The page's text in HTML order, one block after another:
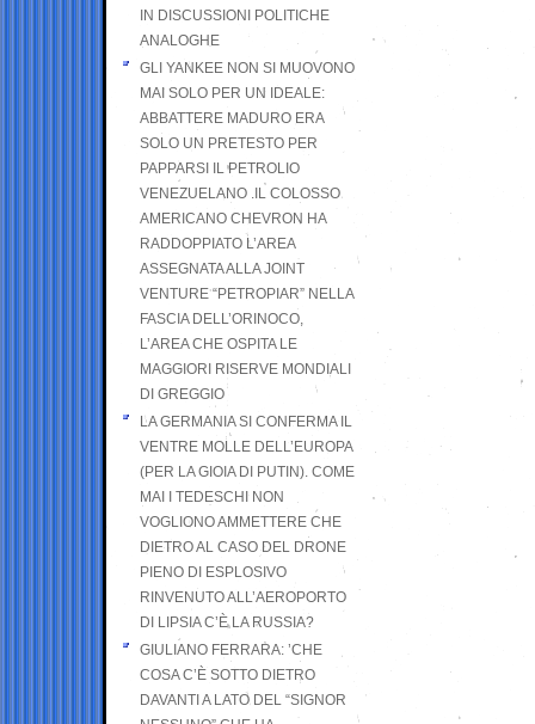
IN DISCUSSIONI POLITICHE
ANALOGHE
GLI YANKEE NON SI MUOVONO
MAI SOLO PER UN IDEALE:
ABBATTERE MADURO ERA
SOLO UN PRETESTO PER
PAPPARSI IL PETROLIO
VENEZUELANO .IL COLOSSO
AMERICANO CHEVRON HA
RADDOPPIATO L’AREA
ASSEGNATA ALLA JOINT
VENTURE “PETROPIAR” NELLA
FASCIA DELL’ORINOCO,
L’AREA CHE OSPITA LE
MAGGIORI RISERVE MONDIALI
DI GREGGIO
LA GERMANIA SI CONFERMA IL
VENTRE MOLLE DELL’EUROPA
(PER LA GIOIA DI PUTIN). COME
MAI I TEDESCHI NON
VOGLIONO AMMETTERE CHE
DIETRO AL CASO DEL DRONE
PIENO DI ESPLOSIVO
RINVENUTO ALL’AEROPORTO
DI LIPSIA C’È LA RUSSIA?
GIULIANO FERRARA: ’CHE
COSA C’È SOTTO DIETRO
DAVANTI A LATO DEL “SIGNOR